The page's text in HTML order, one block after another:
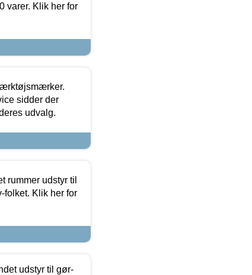
varer. Klik her for
sidder der
udvalg.
rummer udstyr til
folket. Klik her for
udstyr til gør-